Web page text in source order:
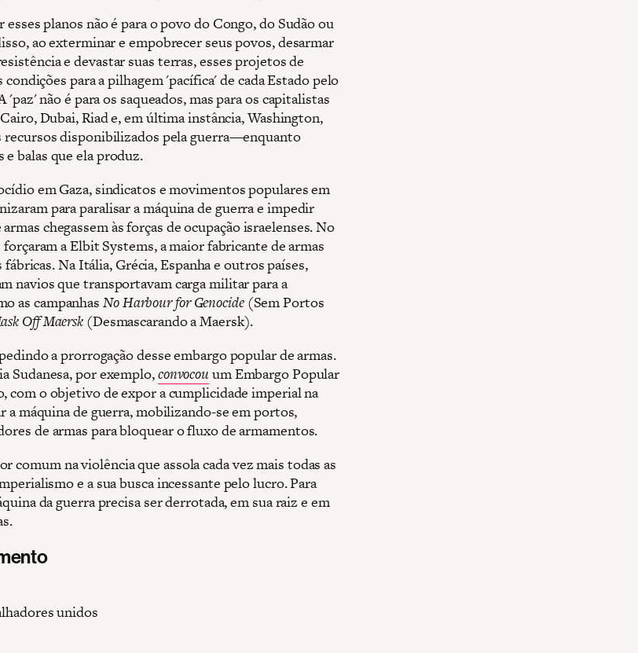
planos não é para o povo do Congo, do Sudão ou
ao exterminar e empobrecer seus povos, desarmar
e devastar suas terras, esses projetos de
condições para a pilhagem 'pacífica' de cada Estado pelo
'paz' não é para os saqueados, mas para os capitalistas
Dubai, Riad e, em última instância, Washington,
recursos disponibilizados pela guerra—enquanto
e balas que ela produz.
em Gaza, sindicatos e movimentos populares em
para paralisar a máquina de guerra e impedir
chegassem às forças de ocupação israelenses. No
a Elbit Systems, a maior fabricante de armas
fábricas. Na Itália, Grécia, Espanha e outros países,
navios que transportavam carga militar para a
as campanhas No Harbour for Genocide(Sem Portos
Off Maersk (Desmascarando a Maersk).
a prorrogação desse embargo popular de armas.
Sudanesa, por exemplo,convocouum Embargo Popular
com o objetivo de expor a cumplicidade imperial na
a máquina de guerra, mobilizando-se em portos,
de armas para bloquear o fluxo de armamentos.
comum na violência que assola cada vez mais todas as
e a sua busca incessante pelo lucro. Para
da guerra precisa ser derrotada, em sua raiz e em
unidos